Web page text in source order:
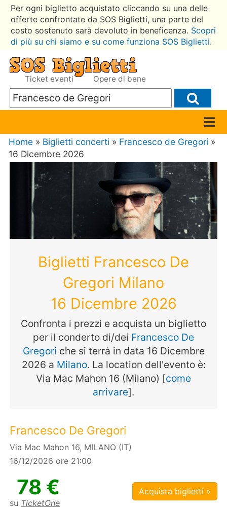
Per ogni biglietto acquistato cliccando su una delle
offerte confrontate da SOS Biglietti, una parte del
costo sostenuto sarà devoluto in beneficenza. Scopri
di più su chi siamo e su come funziona SOS Biglietti.
Ticket eventi Opere di bene
Home » Biglietti concerti » Francesco de Gregori »
16 Dicembre 2026
Biglietti Francesco De
Gregori Milano
16 Dicembre 2026
Confronta i prezzi e acquista un biglietto
per il conderto di/dei Francesco De
Gregori che si terrà in data 16 Dicembre
2026 a Milano. La location dell'evento è:
Via Mac Mahon 16 (Milano) [come
arrivare].
Francesco De Gregori
Via Mac Mahon 16, MILANO (IT)
16/12/2026 ore 21:00
78 €
su TicketOne
Acquista biglietti »